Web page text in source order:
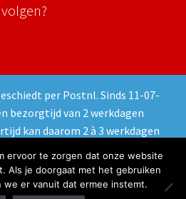
per Postnl. Sinds 11-07-
bezorgtijd van 2 werkdagen
kan daarom 2 à 3 werkdagen
and maintained bywinkeltjes.net
ervoor te zorgen dat onze website
Als je doorgaat met het gebruiken
we er vanuit dat ermee instemt.